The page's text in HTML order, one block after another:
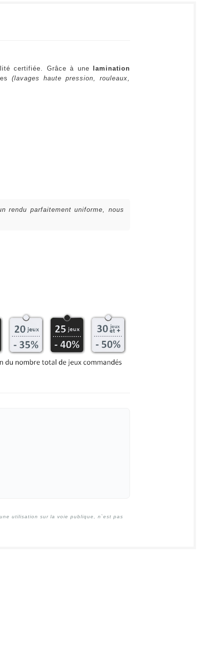
certifiée. Grâce à une
lamination
(lavages haute pression, rouleaux,
parfaitement uniforme, nous
utilisation sur la voie publique, n`est pas